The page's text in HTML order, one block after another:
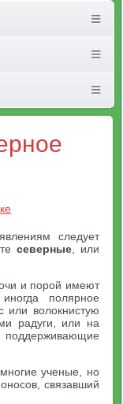
следует
северные, или
и порой имеют
полярное
или волокнистую
радуги, или на
ученые, но
связавший